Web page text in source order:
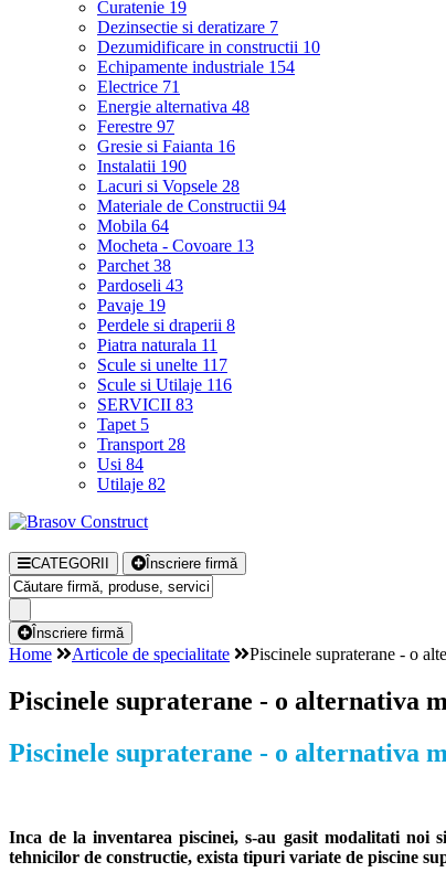
Curatenie 19
Dezinsectie si deratizare 7
Dezumidificare in constructii 10
Echipamente industriale 154
Electrice 71
Energie alternativa 48
Ferestre 97
Gresie si Faianta 16
Instalatii 190
Lacuri si Vopsele 28
Materiale de Constructii 94
Mobila 64
Mocheta - Covoare 13
Parchet 38
Pardoseli 43
Pavaje 19
Perdele si draperii 8
Piatra naturala 11
Scule si unelte 117
Scule si Utilaje 116
SERVICII 83
Tapet 5
Transport 28
Usi 84
Utilaje 82
CATEGORII Înscriere firmă
Înscriere firmă
Home Articole de specialitate Piscinele supraterane - o
Piscinele supraterane - o alternativa
Piscinele supraterane - o alternativa
Inca de la inventarea piscinei, s-au gasit modalitati noi
tehnicilor de constructie, exista tipuri variate de piscine